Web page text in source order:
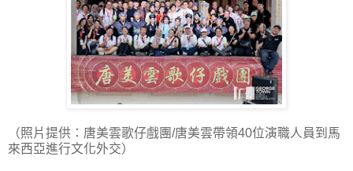
（照片提供：唐美雲歌仔戲團/唐美雲帶領40位演職人員到馬
來西亞進行文化外交）